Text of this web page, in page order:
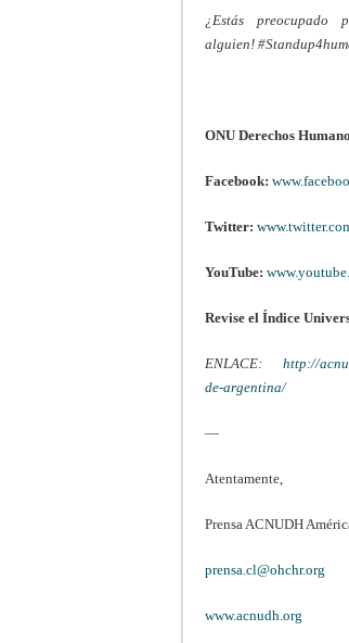
¿Estás
alguien!
ONU Derechos
Facebook:
Twitter:
YouTube:
Revise el Índice
ENLACE: http://
de-argentina/
—
Atentamente,
Prensa ACNUDH
prensa.cl@ohchr.org
www.acnudh.org